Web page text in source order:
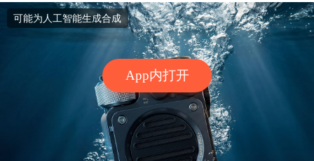
App内打开
可能为人工智能生成合成